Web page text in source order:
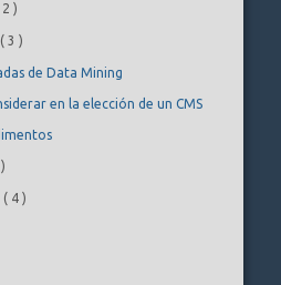
2 )
( 3 )
de Data Mining
en la elección de un CMS
)
( 4 )